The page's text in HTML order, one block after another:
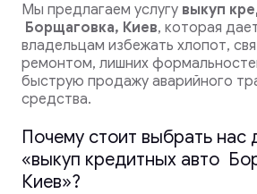
Мы предлагаем услугу выкуп
Борщаговка, Киев, которая
владельцам избежать хлопот,
ремонтом, лишних
быструю продажу аварийного
средства.
Почему стоит выбрать нас
«выкуп кредитных авто
Киев»?